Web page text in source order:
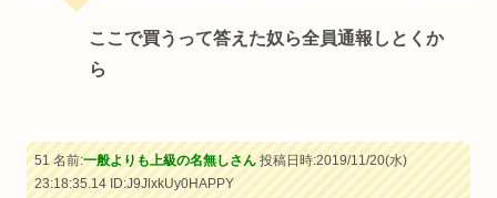
ここで買うって答えた奴ら全員通報しとくか
ら
51 名前:一般よりも上級の名無しさん投稿日時:2019/11/20(水)
23:18:35.14ID:J9JlxkUy0HAPPY